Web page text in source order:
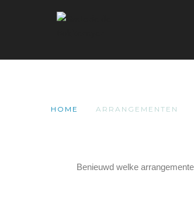
HOME ARRANGEMENTEN
Benieuwd welke